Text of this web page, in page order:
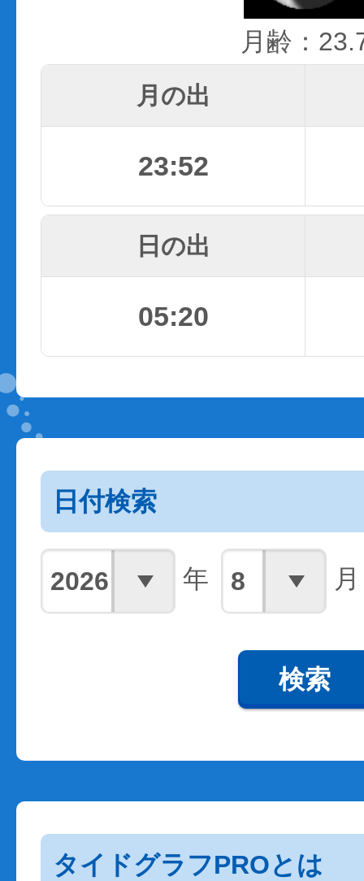
月齢：
月の出
23:52
日の出
05:20
日付検索
年 月
検索
タイドグラフPROとは